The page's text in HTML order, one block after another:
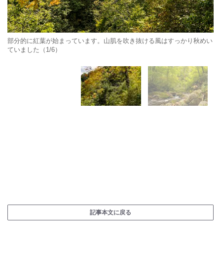
部分的に紅葉が始まっています。山肌を吹き抜ける風はすっかり秋めい
ていました（1/6）
記事本文に戻る